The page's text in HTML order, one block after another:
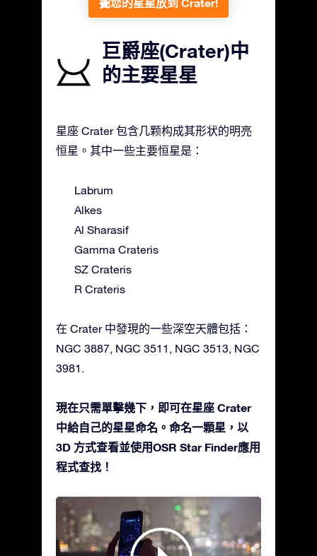
把您的星星放到 Crater!
巨爵座(Crater)中
的主要星星
星座 Crater 包含几颗构成其形状的明亮
恒星。其中一些主要恒星是：
Labrum
Alkes
Al Sharasif
Gamma Crateris
SZ Crateris
R Crateris
在 Crater 中發現的一些深空天體包括：
NGC 3887, NGC 3511, NGC 3513, NGC
3981.
現在只需單擊幾下，即可在星座 Crater
中給自己的星星命名。命名一顆星，以
3D 方式查看並使用OSR Star Finder應用
程式查找！